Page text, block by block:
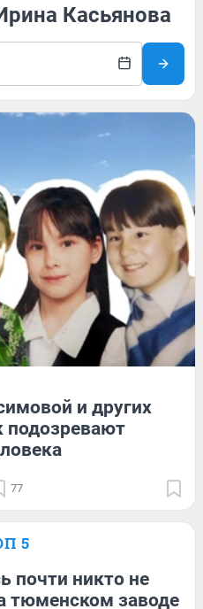
Касьянова
и других
подозревают
77
5
почти никто не
тюменском заводе